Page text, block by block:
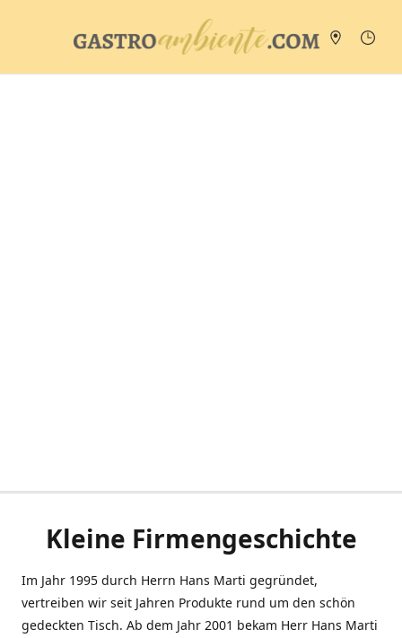
Kleine Firmengeschichte
Im Jahr 1995 durch Herrn Hans Marti gegründet,
vertreiben wir seit Jahren Produkte rund um den schön
gedeckten Tisch. Ab dem Jahr 2001 bekam Herr Hans Marti